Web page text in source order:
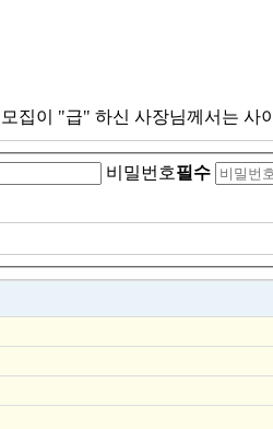
집이 "급" 하신 사장님께서는
비밀번호필수